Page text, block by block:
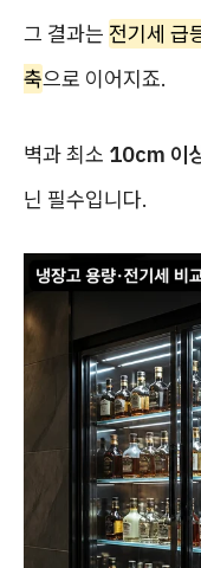
그 결과는 전기세 급
축으로 이어지죠.
벽과 최소 10cm 이
닌 필수입니다.